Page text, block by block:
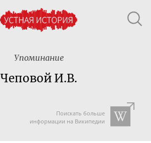
Упоминание
Чеповой И.В.
Поискать больше
информации на Википедии